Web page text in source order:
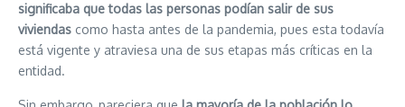
significaba que todas las personas podían salir de sus
viviendas como hasta antes de la pandemia, pues esta todavía
está vigente y atraviesa una de sus etapas más críticas en la
entidad.